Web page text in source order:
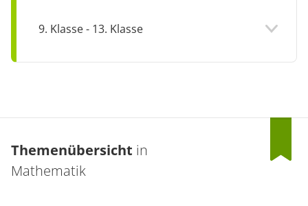
9. Klasse - 13. Klasse
Themenübersicht in
Mathematik